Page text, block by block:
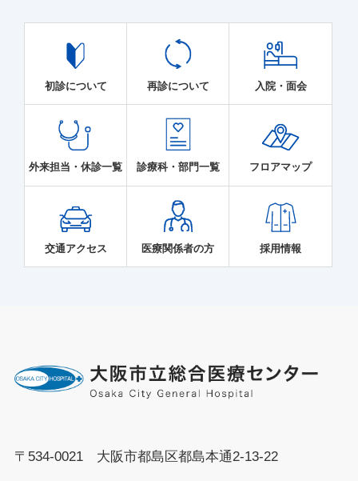
初診について 再診について 入院・面会
外来担当・休診一覧 診療科・部門一覧 フロアマップ
交通アクセス 医療関係者の方 採用情報
〒534-0021 大阪市都島区都島本通2-13-22